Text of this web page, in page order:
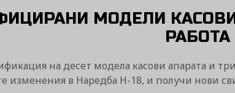
МОДЕЛИ
на десет модела касови апарата и
изменения в Наредба Н-18, и получи нови